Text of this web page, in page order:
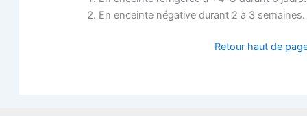
En enceinte néga­tive durant 2 à 3 semaines.
Retour haut de